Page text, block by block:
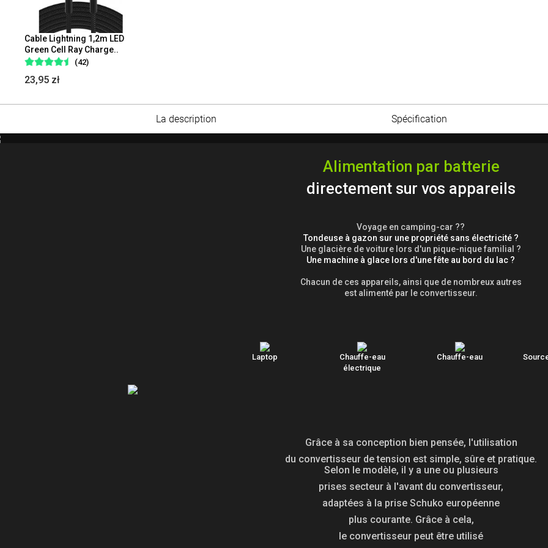
Cable Lightning 1,2m LED
Green Cell Ray Charge..
(42)
23,95 zł
La description Spécification
Alimentation par batterie
directement sur vos appareils
Voyage en camping-car ??
Tondeuse à gazon sur une propriété sans électricité ?
Une glacière de voiture lors d'un pique-nique familial ?
Une machine à glace lors d'une fête au bord du lac ?
Chacun de ces appareils, ainsi que de nombreux autres
est alimenté par le convertisseur.
Laptop
Chauffe-eau
électrique
Chauffe-eau
Grâce à sa conception bien pensée, l'utilisation
du convertisseur de tension est simple, sûre et pratique.
Selon le modèle, il y a une ou plusieurs
prises secteur à l'avant du convertisseur,
adaptées à la prise Schuko européenne
plus courante. Grâce à cela,
le convertisseur peut être utilisé